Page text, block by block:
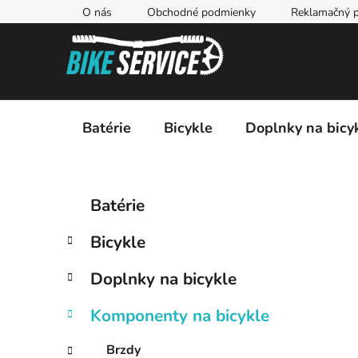
na
O nás Obchodné podmienky Reklamačný
Batérie Bicykle Doplnky na
č
ý
a
n
Preskočiť
kategórie
e
ó
i
Batérie
Bicykle
Doplnky na bicykle
Komponenty na bicykle
Brzdy